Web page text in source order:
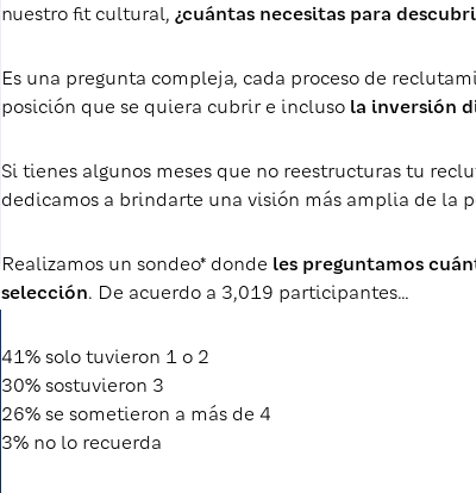
nuestro fit cultural,¿cuántas necesitas para
Es una pregunta compleja, cada proceso de
posición que se quiera cubrir e incluso la inversión
Si tienes algunos meses que no reestructuras tu
dedicamos a brindarte una visión más amplia de la
Realizamos un sondeo* donde les preguntamos
selección. De acuerdo a 3,019 participantes…
41% solo tuvieron 1 o 2
30% sostuvieron 3
26% se sometieron a más de 4
3% no lo recuerda